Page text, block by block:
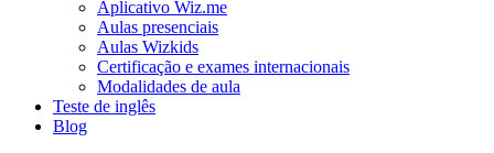
Aplicativo Wiz.me
Aulas presenciais
Aulas Wizkids
Certificação e exames internacionais
Modalidades de aula
Teste de inglês
Blog